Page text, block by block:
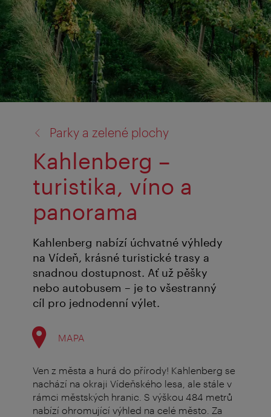
Parky a zelené plochy
Kahlenberg –
turistika, víno a
panorama
Kahlenberg nabízí úchvatné výhledy
na Vídeň, krásné turistické trasy a
snadnou dostupnost. Ať už pěšky
nebo autobusem – je to všestranný
cíl pro jednodenní výlet.
MAPA
Ven z města a hurá do přírody! Kahlenberg se
nachází na okraji Vídeňského lesa, ale stále v
rámci městských hranic. S výškou 484 metrů
nabízí ohromující výhled na celé město. Za